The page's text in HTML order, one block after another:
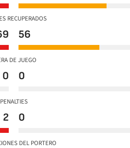
RECUPERADOS
56
DE JUEGO
0 0
PENALTIES
2 0
DEL PORTERO